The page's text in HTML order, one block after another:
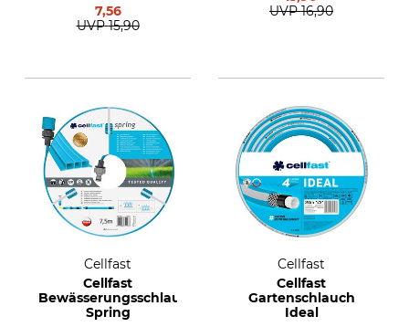
7,56
UVP 15,90
UVP 16,90
Cellfast
Cellfast
Bewässerungsschlauch
Spring
Cellfast
Cellfast
Gartenschlauch
Ideal